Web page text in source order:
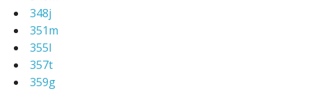
348j
351m
355l
357t
359g